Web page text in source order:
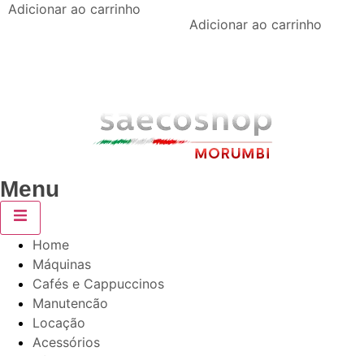
Adicionar ao carrinho
Adicionar ao carrinho
Menu
Home
Máquinas
Cafés e Cappuccinos
Manutencão
Locação
Acessórios